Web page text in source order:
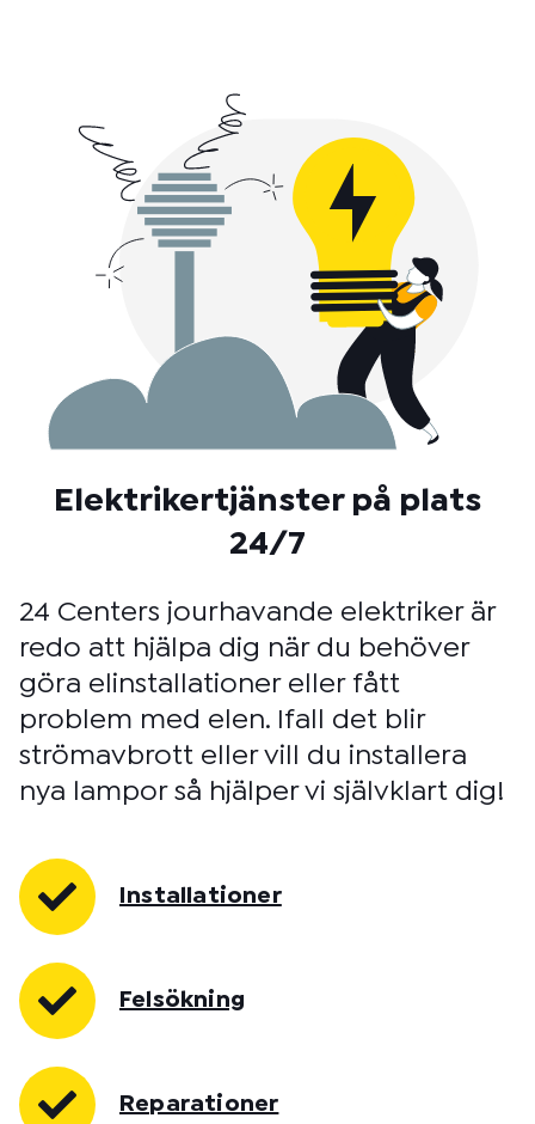
Elektrikertjänster på plats
24/7
24 Centers jourhavande elektriker är
redo att hjälpa dig när du behöver
göra elinstallationer eller fått
problem med elen. Ifall det blir
strömavbrott eller vill du installera
nya lampor så hjälper vi självklart dig!
Installationer
Felsökning
Reparationer